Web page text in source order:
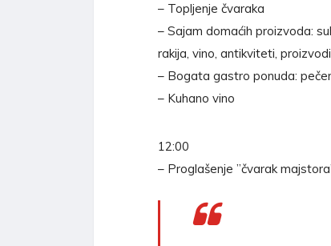
– Topljenje čvaraka
– Sajam domaćih proizvoda:
rakija, vino, antikviteti,
– Bogata gastro ponuda:
– Kuhano vino
12:00
– Proglašenje ”čvarak